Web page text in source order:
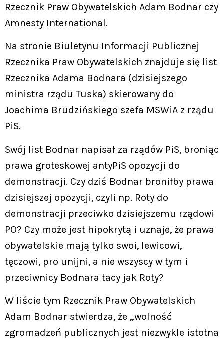
Rzecznik Praw Obywatelskich Adam Bodnar czy
Amnesty International.
Na stronie Biuletynu Informacji Publicznej
Rzecznika Praw Obywatelskich znajduje się list
Rzecznika Adama Bodnara (dzisiejszego
ministra rządu Tuska) skierowany do
Joachima Brudzińskiego szefa MSWiA z rządu
PiS.
Swój list Bodnar napisał za rządów PiS, broniąc
prawa groteskowej antyPiS opozycji do
demonstracji. Czy dziś Bodnar broniłby prawa
dzisiejszej opozycji, czyli np. Roty do
demonstracji przeciwko dzisiejszemu rządowi
PO? Czy może jest hipokrytą i uznaje, że prawa
obywatelskie mają tylko swoi, lewicowi,
tęczowi, pro unijni, a nie wszyscy w tym i
przeciwnicy Bodnara tacy jak Roty?
W liście tym Rzecznik Praw Obywatelskich
Adam Bodnar stwierdza, że „wolność
zgromadzeń publicznych jest niezwykle istotna